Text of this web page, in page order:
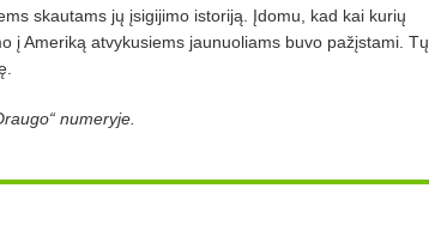
skautams jų įsigijimo istoriją. Įdomu, kad kai kurių
į Ameriką atvykusiems jaunuoliams buvo pažįstami. Tų
numeryje.